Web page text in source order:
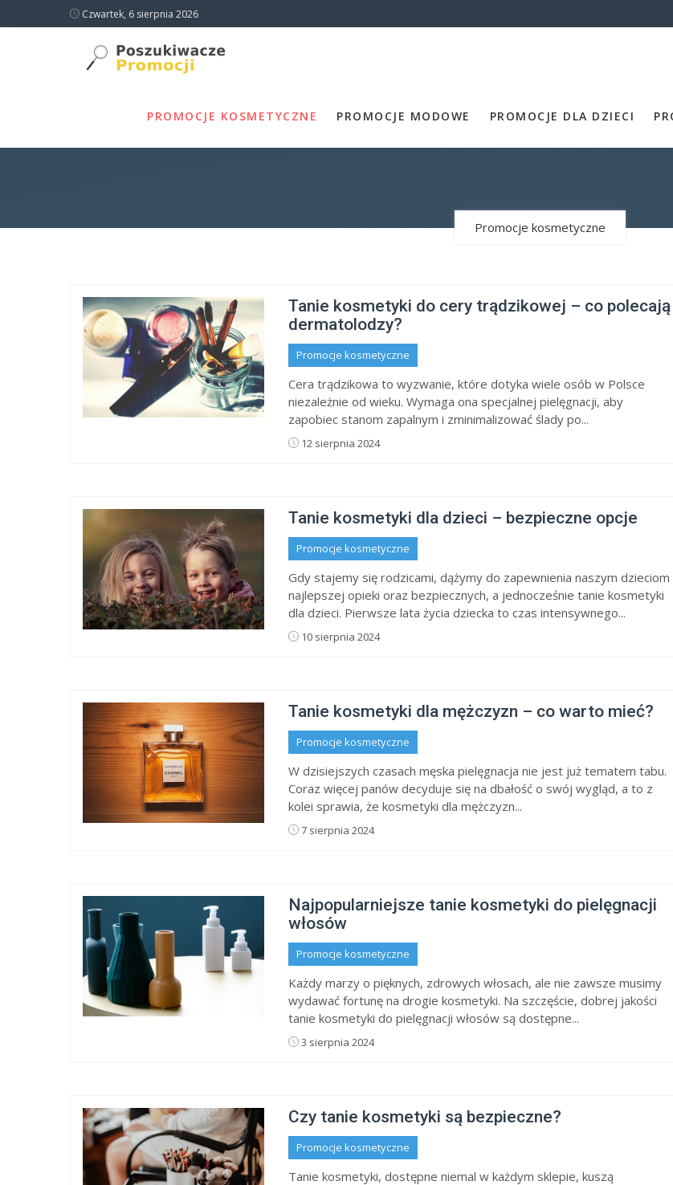
Czwartek, 6 sierpnia 2026
PROMOCJE KOSMETYCZNE PROMOCJE MODOWE PROMOCJE DLA DZIECI
Promocje kosmetyczne
Tanie kosmetyki do cery trądzikowej – co polecają
dermatolodzy?
Promocje kosmetyczne
Cera trądzikowa to wyzwanie, które dotyka wiele osób w Polsce
niezależnie od wieku. Wymaga ona specjalnej pielęgnacji, aby
zapobiec stanom zapalnym i zminimalizować ślady po...
12 sierpnia 2024
Tanie kosmetyki dla dzieci – bezpieczne opcje
Promocje kosmetyczne
Gdy stajemy się rodzicami, dążymy do zapewnienia naszym dzieciom
najlepszej opieki oraz bezpiecznych, a jednocześnie tanie kosmetyki
dla dzieci. Pierwsze lata życia dziecka to czas intensywnego...
10 sierpnia 2024
Tanie kosmetyki dla mężczyzn – co warto mieć?
Promocje kosmetyczne
W dzisiejszych czasach męska pielęgnacja nie jest już tematem tabu.
Coraz więcej panów decyduje się na dbałość o swój wygląd, a to z
kolei sprawia, że kosmetyki dla mężczyzn...
7 sierpnia 2024
Najpopularniejsze tanie kosmetyki do pielęgnacji
włosów
Promocje kosmetyczne
Każdy marzy o pięknych, zdrowych włosach, ale nie zawsze musimy
wydawać fortunę na drogie kosmetyki. Na szczęście, dobrej jakości
tanie kosmetyki do pielęgnacji włosów są dostępne...
3 sierpnia 2024
Czy tanie kosmetyki są bezpieczne?
Promocje kosmetyczne
Tanie kosmetyki, dostępne niemal w każdym sklepie, kuszą